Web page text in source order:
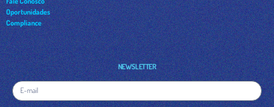
Oportunidades
Compliance
NEWSLETTER